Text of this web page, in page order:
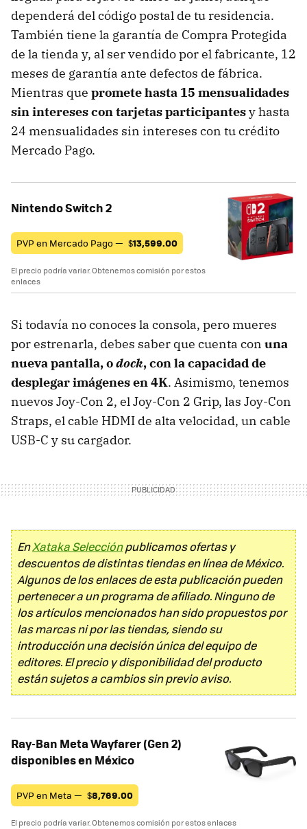
dependerá del código postal de tu residencia.
También tiene la garantía de Compra Protegida
de la tienda y, al ser vendido por el fabricante, 12
meses de garantía ante defectos de fábrica.
Mientras que promete hasta 15 mensualidades
sin intereses con tarjetas participantesy hasta
24 mensualidades sin intereses con tu crédito
Mercado Pago.
Nintendo Switch 2
PVP en Mercado Pago — $13,599.00
El precio podría variar. Obtenemos comisión por estos
enlaces
Si todavía no conoces la consola, pero mueres
por estrenarla, debes saber que cuenta con una
nueva pantalla, odock, con la capacidad de
desplegar imágenes en 4K. Asimismo, tenemos
nuevos Joy-Con 2, el Joy-Con 2 Grip, las Joy-Con
Straps, el cable HDMI de alta velocidad, un cable
USB-C y su cargador.
EnXataka Selecciónpublicamos ofertas y
descuentos de distintas tiendas en línea de México.
Algunos de los enlaces de esta publicación pueden
pertenecer a un programa de afiliado. Ninguno de
los artículos mencionados han sido propuestos por
las marcas ni por las tiendas, siendo su
introducción una decisión única del equipo de
editores. El precio y disponibilidad del producto
están sujetos a cambios sin previo aviso.
Ray-Ban Meta Wayfarer (Gen 2)
disponibles en México
PVP en Meta — $8,769.00
El precio podría variar. Obtenemos comisión por estos enlaces